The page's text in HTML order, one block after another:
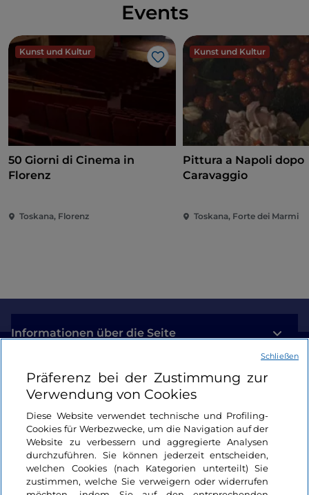
Events
Kunst und Kultur
Like
50 Giorni di Cinema in
Florenz
Toskana, Florenz
Kunst und Kultur
Pittura a Napoli dopo
Caravaggio
Toskana, Forte dei Marmi
Informationen über die Seite
Nützliche Links
Login
Bleiben wir in Kontakt
Präferenz bei der Zustimmung zur
Verwendung von Cookies
Diese Website verwendet technische und Profiling-
Cookies für Werbezwecke, um die Navigation auf der
Website zu verbessern und aggregierte Analysen
durchzuführen. Sie können jederzeit entscheiden,
welchen Cookies (nach Kategorien unterteilt) Sie
zustimmen, welche Sie verweigern oder widerrufen
Schließen